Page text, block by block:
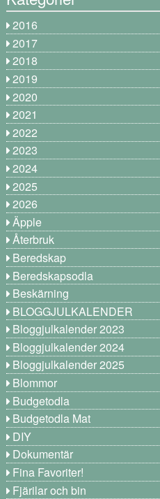
2016
2017
2018
2019
2020
2021
2022
2023
2024
2025
2026
Äpple
Återbruk
Beredskap
Beredskapsodla
Beskärning
BLOGGJULKALENDER
Bloggjulkalender 2023
Bloggjulkalender 2024
Bloggjulkalender 2025
Blommor
Budgetodla
Budgetodla Mat
DIY
Dokumentär
Fina Favoriter!
Fjärilar och bin